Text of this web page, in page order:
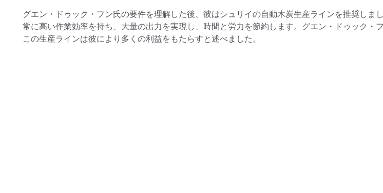
グエン・ドゥック・フン氏の要件を理解した後、彼はシュリイの自動木炭生産ラインを推奨しま
常に高い作業効率を持ち、大量の出力を実現し、時間と労力を節約します。グエン・ドゥック・
この生産ラインは彼により多くの利益をもたらすと述べました。